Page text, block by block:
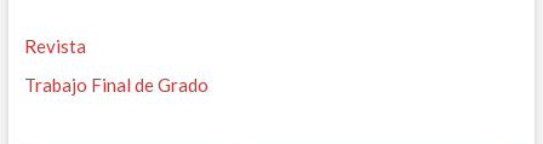
Revista
Trabajo Final de Grado